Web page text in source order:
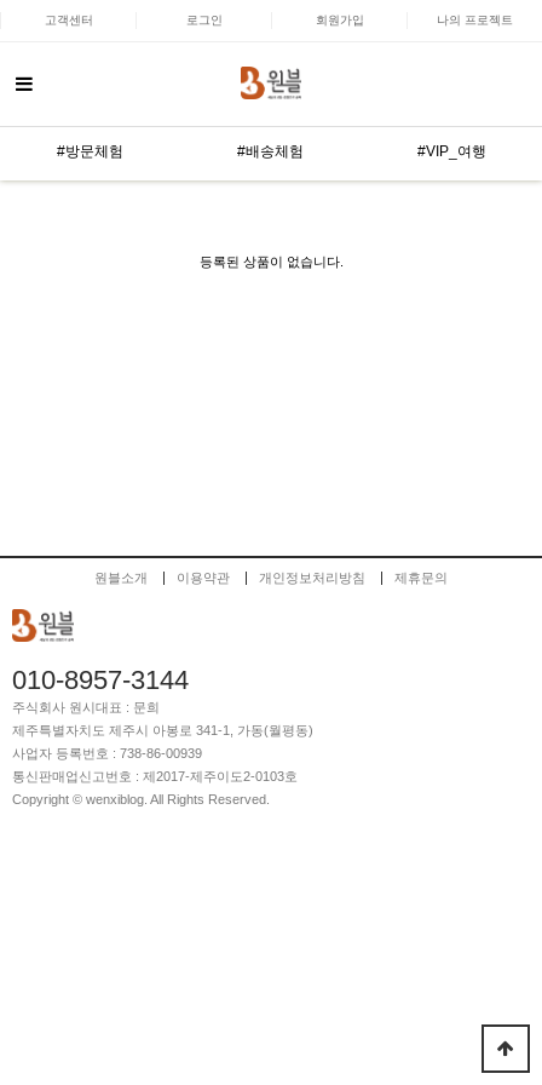
고객센터 로그인 회원가입 나의 프로젝트
#방문체험 #배송체험 #VIP_여행
등록된 상품이 없습니다.
원블소개 이용약관 개인정보처리방침 제휴문의
010-8957-3144
주식회사 원시대표 : 문희
제주특별자치도 제주시 아봉로 341-1, 가동(월평동)
사업자 등록번호 : 738-86-00939
통신판매업신고번호 : 제2017-제주이도2-0103호
Copyright © wenxiblog. All Rights Reserved.